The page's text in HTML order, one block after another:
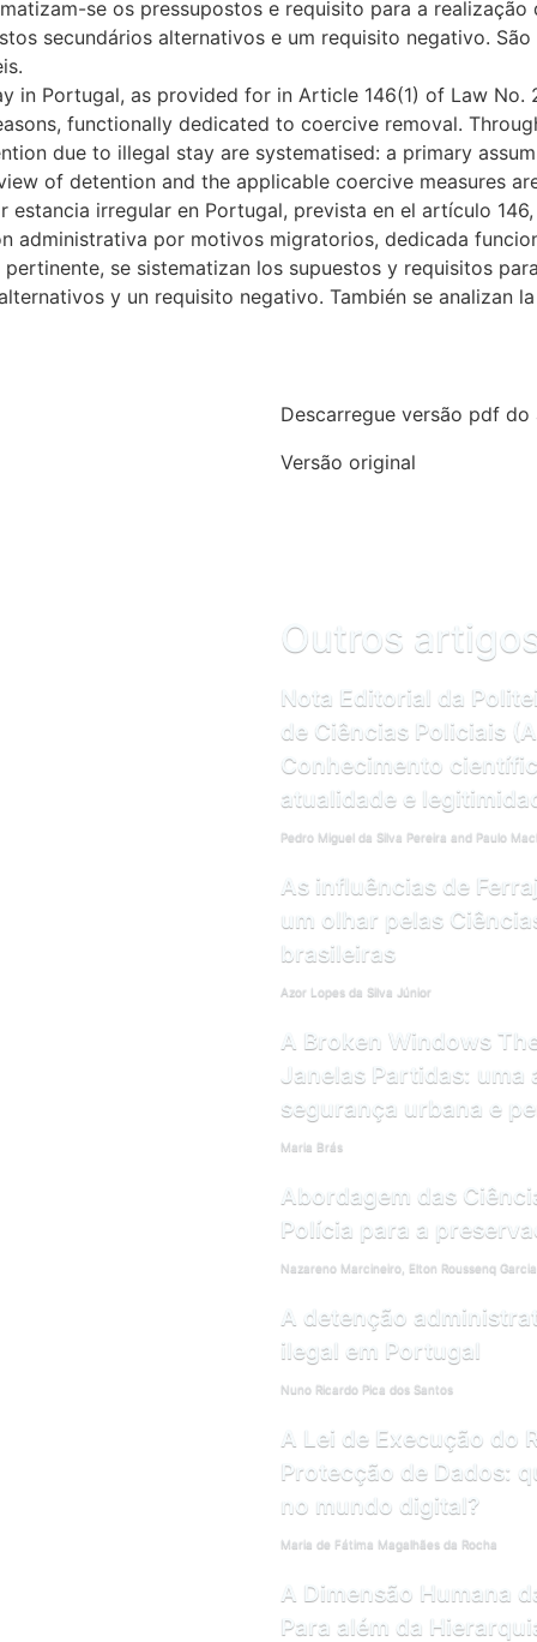
se os pressupostos e requisito para a
secundários alternativos e um requisito negativo.
in Portugal, as provided for in Article 146(1) of Law
functionally dedicated to coercive removal.
due to illegal stay are systematised: a primary
of detention and the applicable coercive measures
irregular en Portugal, prevista en el artículo
administrativa por motivos migratorios, dedicada
se sistematizan los supuestos y requisitos
y un requisito negativo. También se analizan
Descarregue versão pdf
Versão original
Outros
Nota Editorial da
de Ciências Policiais
Conhecimento
atualidade e
Pedro Miguel da Silva Pereira and Paulo
As influências de
um olhar pelas
brasileiras
Azor Lopes da Silva Júnior
A Broken Windows
Janelas Partidas: uma
segurança urbana e
Maria Brás
Abordagem das
Polícia para a
Nazareno Marcineiro, Elton Roussenq
A detenção
ilegal em Portugal
Nuno Ricardo Pica dos Santos
A Lei de Execução do
Protecção de Dados:
no mundo digital?
Maria de Fátima Magalhães da Rocha
A Dimensão Humana
Para além da